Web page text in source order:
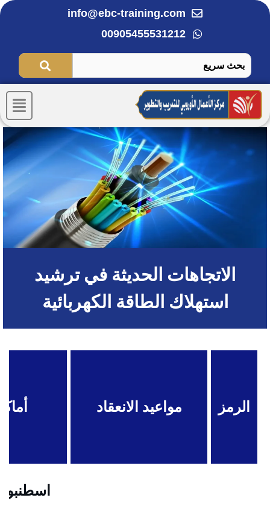
تخطي
info@ebc-training.com
00905455531212
الاتجاهات الحديثة في ترشيد
استهلاك الطاقة الكهربائية
الرمز مواعيد الانعقاد